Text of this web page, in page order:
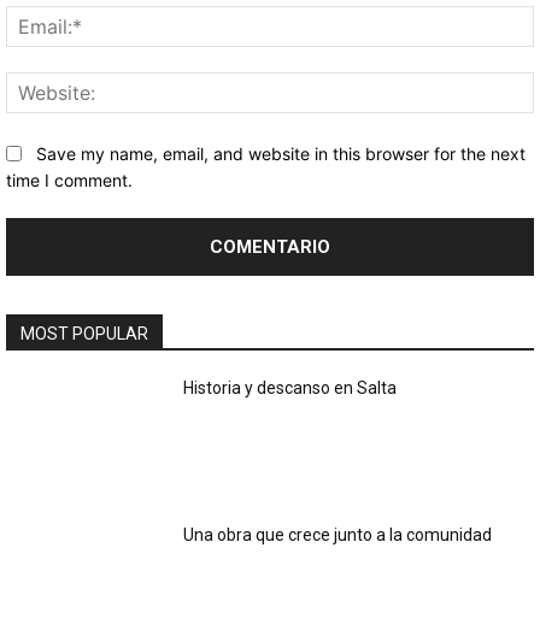
Save my name, email, and website in this browser for the next
time I comment.
MOST POPULAR
Historia y descanso en Salta
Una obra que crece junto a la comunidad